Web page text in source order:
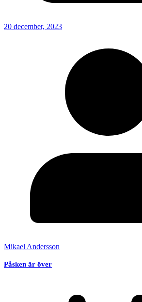
20 december, 2023
Mikael Andersson
Påsken är över